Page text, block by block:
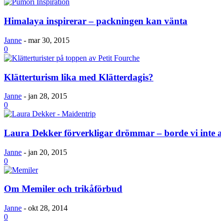
Himalaya inspirerar – packningen kan vänta
Janne - mar 30, 2015
0
Klätterturism lika med Klätterdagis?
Janne - jan 28, 2015
0
Laura Dekker förverkligar drömmar – borde vi inte
Janne - jan 20, 2015
0
Om Memiler och trikåförbud
Janne - okt 28, 2014
0